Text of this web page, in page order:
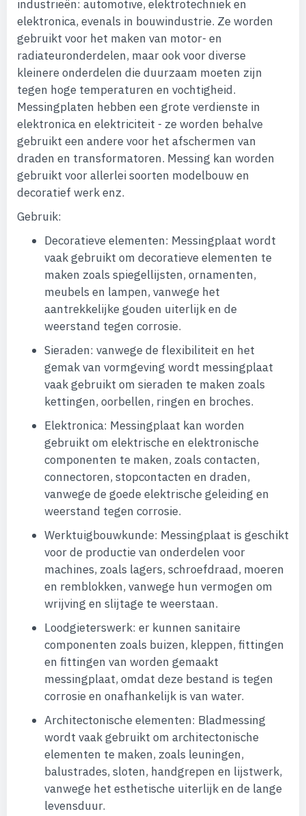
industrieën: automotive, elektrotechniek en
elektronica, evenals in bouwindustrie. Ze worden
gebruikt voor het maken van motor- en
radiateuronderdelen, maar ook voor diverse
kleinere onderdelen die duurzaam moeten zijn
tegen hoge temperaturen en vochtigheid.
Messingplaten hebben een grote verdienste in
elektronica en elektriciteit - ze worden behalve
gebruikt een andere voor het afschermen van
draden en transformatoren. Messing kan worden
gebruikt voor allerlei soorten modelbouw en
decoratief werk enz.
Gebruik:
Decoratieve elementen: Messingplaat wordt
vaak gebruikt om decoratieve elementen te
maken zoals spiegellijsten, ornamenten,
meubels en lampen, vanwege het
aantrekkelijke gouden uiterlijk en de
weerstand tegen corrosie.
Sieraden: vanwege de flexibiliteit en het
gemak van vormgeving wordt messingplaat
vaak gebruikt om sieraden te maken zoals
kettingen, oorbellen, ringen en broches.
Elektronica: Messingplaat kan worden
gebruikt om elektrische en elektronische
componenten te maken, zoals contacten,
connectoren, stopcontacten en draden,
vanwege de goede elektrische geleiding en
weerstand tegen corrosie.
Werktuigbouwkunde: Messingplaat is geschikt
voor de productie van onderdelen voor
machines, zoals lagers, schroefdraad, moeren
en remblokken, vanwege hun vermogen om
wrijving en slijtage te weerstaan.
Loodgieterswerk: er kunnen sanitaire
componenten zoals buizen, kleppen, fittingen
en fittingen van worden gemaakt
messingplaat, omdat deze bestand is tegen
corrosie en onafhankelijk is van water.
Architectonische elementen: Bladmessing
wordt vaak gebruikt om architectonische
elementen te maken, zoals leuningen,
balustrades, sloten, handgrepen en lijstwerk,
vanwege het esthetische uiterlijk en de lange
levensduur.